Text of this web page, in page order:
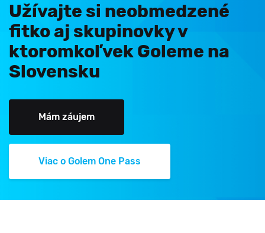
Užívajte si neobmedzené
fitko aj skupinovky v
ktoromkoľvek Goleme na
Slovensku
Mám záujem
Viac o Golem One Pass